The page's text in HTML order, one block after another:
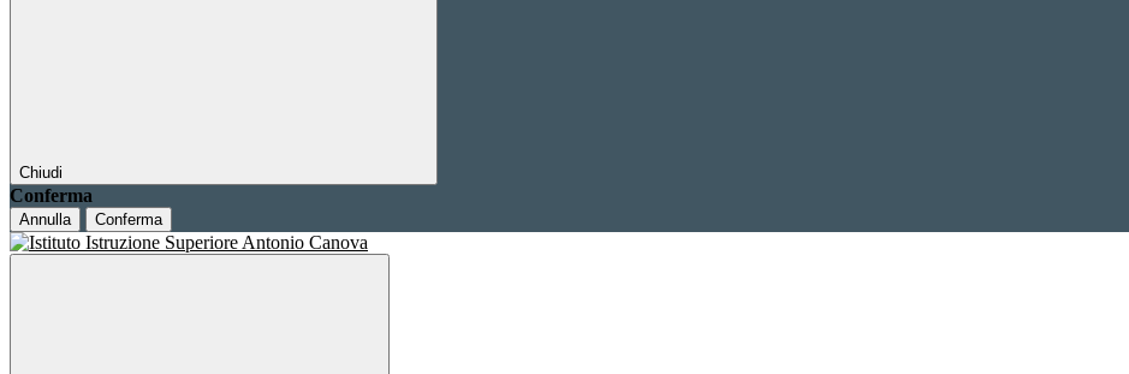
Chiudi
Conferma
Annulla Conferma